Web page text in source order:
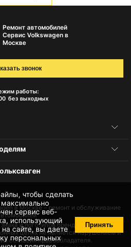
чтобы сделать
сервис веб-
использующий
сайте, вы даете
персональных
Принять
Ремонт автомобилей
Сервис Volkswagen в
Москве
работы:
без выходных
звонок
в Москве – ремонт и обслуживание
и логотипов бренда происходит
целях не является нарушением и
согласия правообладателя.